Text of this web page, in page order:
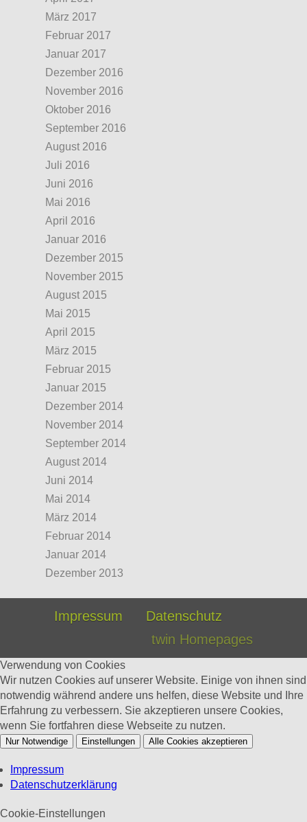
März 2017
Februar 2017
Januar 2017
Dezember 2016
November 2016
Oktober 2016
September 2016
August 2016
Juli 2016
Juni 2016
Mai 2016
April 2016
Januar 2016
Dezember 2015
November 2015
August 2015
Mai 2015
April 2015
März 2015
Februar 2015
Januar 2015
Dezember 2014
November 2014
September 2014
August 2014
Juni 2014
Mai 2014
März 2014
Februar 2014
Januar 2014
Dezember 2013
Impressum
Datenschutz
twin Homepages
Verwendung von Cookies
Wir nutzen Cookies auf unserer Website. Einige von ihnen sind
notwendig während andere uns helfen, diese Website und Ihre
Erfahrung zu verbessern. Sie akzeptieren unsere Cookies,
wenn Sie fortfahren diese Webseite zu nutzen.
Nur Notwendige Einstellungen Alle Cookies akzeptieren
Impressum
Datenschutzerklärung
Cookie-Einstellungen